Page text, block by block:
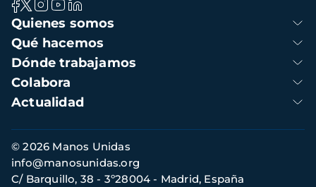
Navegación
principal
Quienes somos
Qué hacemos
Dónde trabajamos
Colabora
Actualidad
Información
de
contacto
© 2026 Manos Unidas
C/ Barquillo, 38 - 3º28004 - Madrid, España
info@manosunidas.org